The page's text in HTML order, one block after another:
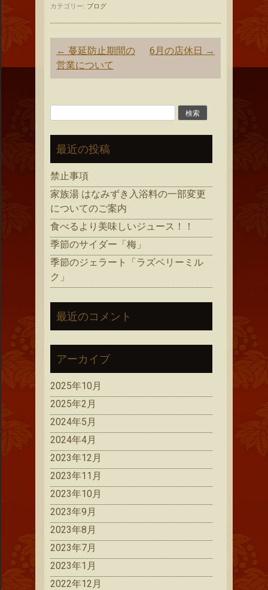
カテゴリー: ブログ
投
稿
ナ
ゲ
ー
シ
ョ
ン
← 蔓延防止期間の
営業について
6月の店休日 →
最近の投稿
禁止事項
家族湯 はなみずき入浴料の一部変更
についてのご案内
食べるより美味しいジュース！！
季節のサイダー「梅」
季節のジェラート「ラズベリーミル
ク」
最近のコメント
アーカイブ
2025年10月
2025年2月
2024年5月
2024年4月
2023年12月
2023年11月
2023年10月
2023年9月
2023年8月
2023年7月
2023年1月
2022年12月